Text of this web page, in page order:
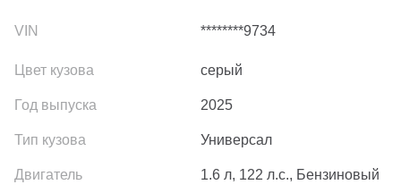
********9734
серый
2025
Универсал
1.6 л, 122 л.с., Бензиновый